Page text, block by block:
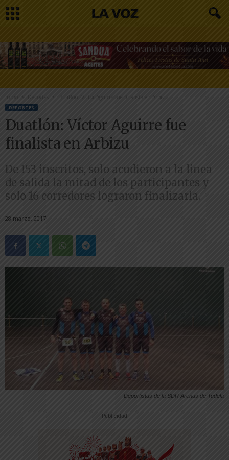
Inicio Duatlón: Víctor Aguirre fue finalista en Arbizu
DEPORTES
Duatlón: Víctor Aguirre fue
finalista en Arbizu
De 153 inscritos, solo acudieron a la linea
de salida la mitad de los participantes y
solo 16 corredores lograron finalizarla.
28 marzo, 2017
Deportistas de la SDR Arenas de Tudela
-- Publicidad --